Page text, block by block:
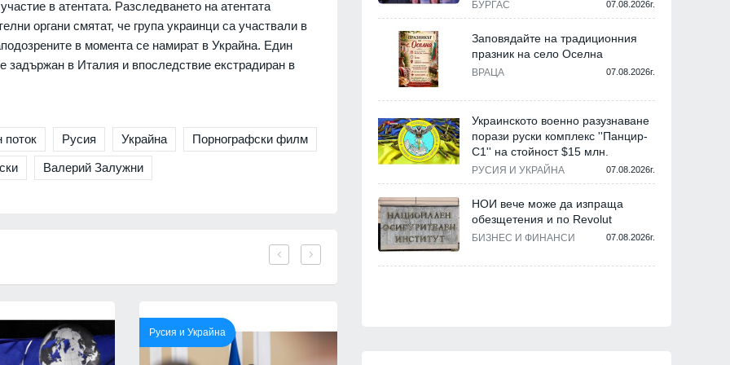
в атентата. Разследването на атентата
органи смятат, че група украинци са участвали в
в момента се намират в Украйна. Един
задържан в Италия и впоследствие екстрадиран в
поток Русия Украйна Порнографски филм
Валерий Залужни
Русия и Украйна
на
06.08.2026г.
"Галъп": 52% с критично
отношение към външната
политика на Радев, кабинетът му
запазва подкрепа
ПОЛИТИКА
Младежкия хълм в Пловдив
ПЛОВДИВ 06.08.2026г.
БУРГАС 07.08.2026г.
Заповядайте на традиционния
празник на село Оселна
ВРАЦА 07.08.2026г.
Украинското военно разузнаване
порази руски комплекс ''Панцир-
С1'' на стойност $15 млн.
РУСИЯ И УКРАЙНА 07.08.2026г.
НОИ вече може да изпраща
обезщетения и по Revolut
БИЗНЕС И ФИНАНСИ 07.08.2026г.